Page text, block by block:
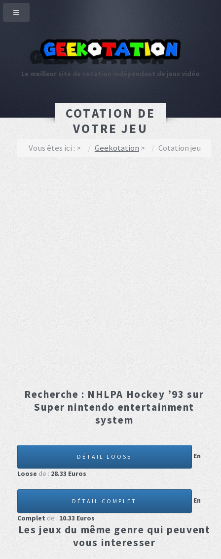
Le meilleur site de cotation indépendant de jeux vidéo
COTATION DE
VOTRE JEU
Vous êtes ici : Geekotation Cotation jeu
Recherche : NHLPA Hockey ’93 sur
Super nintendo entertainment
system
DÉTAIL LOOSE
En
Loose de : 28.33 Euros
DÉTAIL COMPLET
En
Complet de : 10.33 Euros
Les jeux du même genre qui peuvent
vous interesser